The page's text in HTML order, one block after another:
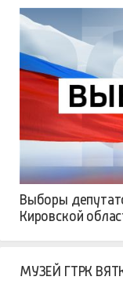
Выборы
Кировской
МУЗЕЙ ГТРК